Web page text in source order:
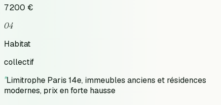
7 200 €
04
Habitat
collectif
"Limitrophe Paris 14e, immeubles anciens et résidences
modernes, prix en forte hausse